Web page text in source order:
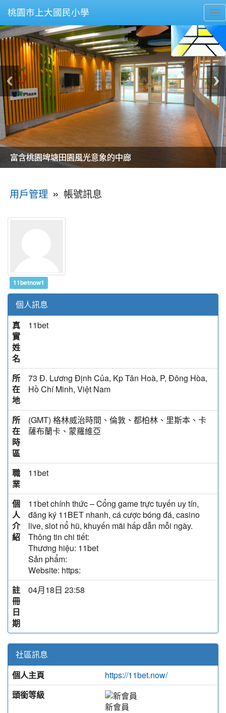
桃園市上大國民小學
美麗的操場是我們活力的來源
美麗的操場是我們活力的來源
煥然一新的小司令台
煥然一新的小司令台
富含桃園埤塘田園風光意象的中廊
富含桃園埤塘田園風光意象的中廊
嶄新的中庭廣場
嶄新的中庭廣場
水生池生生不息
水生池生生不息
用戶管理 » 帳號訊息
11betnow1
個人訊息
真
實
姓
名
11bet
所
在
地
73 Đ. Lương Định Của, Kp Tân Hoà, P, Đông Hòa,
Hồ Chí Minh, Việt Nam
所
在
時
區
(GMT) 格林威治時間、倫敦、都柏林、里斯本、卡
薩布蘭卡、蒙羅維亞
職
業
11bet
個
人
介
紹
11bet chính thức – Cổng game trực tuyến uy tín,
đăng ký 11BET nhanh, cá cược bóng đá, casino
live, slot nổ hũ, khuyến mãi hấp dẫn mỗi ngày.
Thông tin chi tiết:
Thương hiệu: 11bet
Sản phẩm:
Website: https:
註
冊
日
期
04月18日 23:58
社區訊息
個人主頁
https://11bet.now/
頭銜等級
新會員